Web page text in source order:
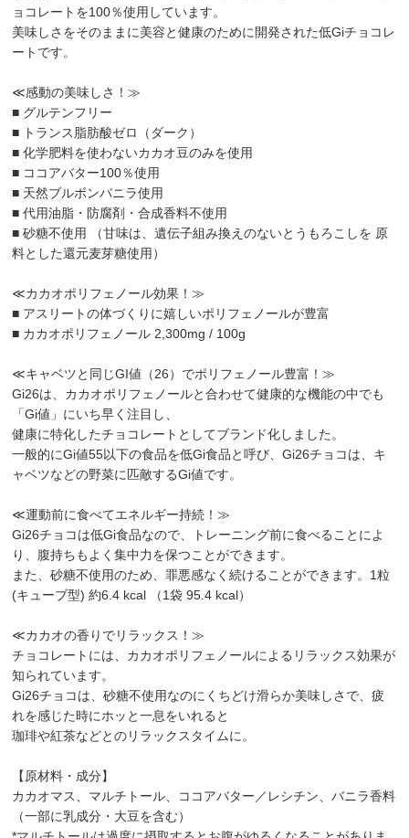
ョコレートを100％使用しています。
美味しさをそのままに美容と健康のために開発された低Giチョコレ
ートです。
≪感動の美味しさ！≫
■ グルテンフリー
■ トランス脂肪酸ゼロ（ダーク）
■ 化学肥料を使わないカカオ豆のみを使用
■ ココアバター100％使用
■ 天然ブルボンバニラ使用
■ 代用油脂・防腐剤・合成香料不使用
■ 砂糖不使用 （甘味は、遺伝子組み換えのないとうもろこしを 原
料とした還元麦芽糖使用）
≪カカオポリフェノール効果！≫
■ アスリートの体づくりに嬉しいポリフェノールが豊富
■ カカオポリフェノール 2,300mg / 100g
≪キャベツと同じGI値（26）でポリフェノール豊富！≫
Gi26は、カカオポリフェノールと合わせて健康的な機能の中でも
「Gi値」にいち早く注目し、
健康に特化したチョコレートとしてブランド化しました。
一般的にGi値55以下の食品を低Gi食品と呼び、Gi26チョコは、キ
ャベツなどの野菜に匹敵するGi値です。
≪運動前に食べてエネルギー持続！≫
Gi26チョコは低Gi食品なので、トレーニング前に食べることによ
り、腹持ちもよく集中力を保つことができます。
また、砂糖不使用のため、罪悪感なく続けることができます。1粒
(キューブ型) 約6.4 kcal （1袋 95.4 kcal）
≪カカオの香りでリラックス！≫
チョコレートには、カカオポリフェノールによるリラックス効果が
知られています。
Gi26チョコは、砂糖不使用なのにくちどけ滑らか美味しさで、疲
れを感じた時にホッと一息をいれると
珈琲や紅茶などとのリラックスタイムに。
【原材料・成分】
カカオマス、マルチトール、ココアバター／レシチン、バニラ香料
（一部に乳成分・大豆を含む）